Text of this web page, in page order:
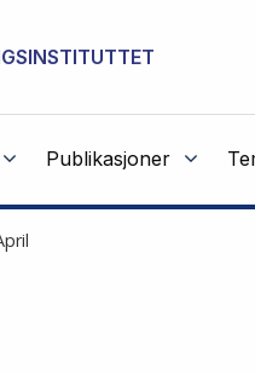
Publikasjoner